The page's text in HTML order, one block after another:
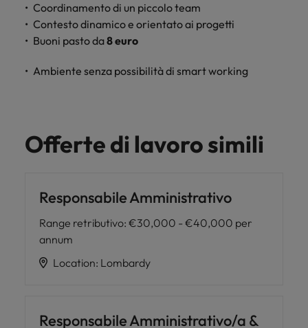
Coordinamento di un piccolo team
Contesto dinamico e orientato ai progetti
Buoni pasto da8 euro
Ambiente senza possibilità di smart working
Offerte di lavoro simili
Responsabile Amministrativo
Range retributivo: €30,000 - €40,000 per
annum
Location: Lombardy
Responsabile Amministrativo/a &